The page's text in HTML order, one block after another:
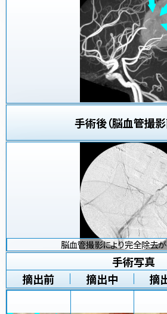
手術後（脳血管撮影
脳血管撮影により完全除去
手術写真
摘出前
摘出中 摘